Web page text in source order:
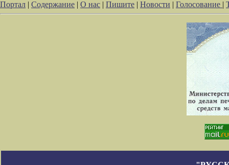
Портал | Содержание | О нас | Пишите | Новости | Голосование |